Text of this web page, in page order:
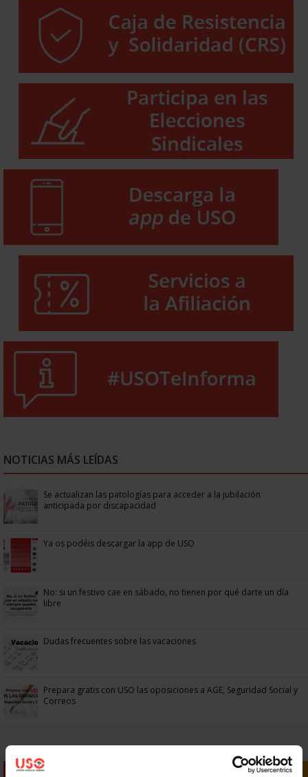
NOTICIAS MÁS LEÍDAS
Se actualizan las patologías para acceder a la jubilación
anticipada por discapacidad
Ya os podéis descargar la app de USO
No: si un festivo cae en sábado, no tienen por qué darte un día
libre
Dudas frecuentes sobre las vacaciones
Prepara gratis con USO las oposiciones a AGE, Seguridad Social y
Correos